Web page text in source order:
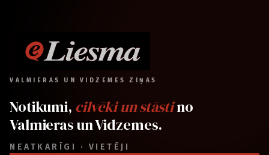
VALMIERAS UN VIDZEMES ZIŅAS
Notikumi, cilvēki un stāstino
Valmieras un Vidzemes.
NEATKARĪGI · VIETĒJI